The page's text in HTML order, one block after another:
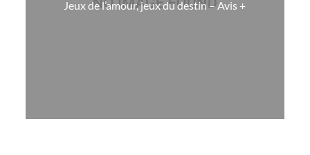
Jeux de l’amour, jeux du destin – Avis +